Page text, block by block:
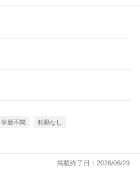
学歴不問 転勤なし
掲載終了日：2026/06/29